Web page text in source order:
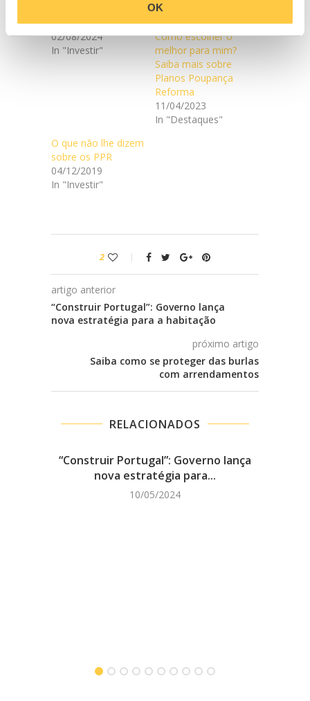
OK
mais rentáveis
02/08/2024
In "Investir"
Todos os PPR têm
capital garantido?
Como escolher o
melhor para mim?
Saiba mais sobre
Planos Poupança
Reforma
11/04/2023
In "Destaques"
O que não lhe dizem
sobre os PPR
04/12/2019
In "Investir"
2
artigo anterior
“Construir Portugal”: Governo lança
nova estratégia para a habitação
próximo artigo
Saiba como se proteger das burlas
com arrendamentos
RELACIONADOS
“Construir Portugal”: Governo lança
nova estratégia para...
10/05/2024